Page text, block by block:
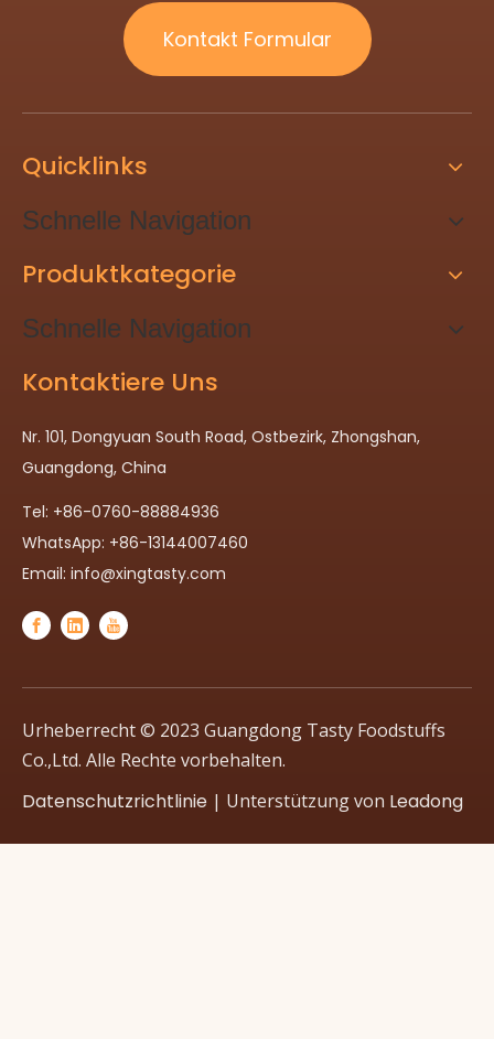
Kontakt Formular
Quicklinks
Schnelle Navigation
Produktkategorie
Schnelle Navigation
Kontaktiere Uns
Nr. 101, Dongyuan South Road, Ostbezirk, Zhongshan,
Guangdong, China
Tel: +86-0760-88884936
WhatsApp: +86-13144007460
Email: info@xingtasty.com
Urheberrecht © 2023 Guangdong Tasty Foodstuffs
Co.,Ltd. Alle Rechte vorbehalten.
Datenschutzrichtlinie | Unterstützung von Leadong